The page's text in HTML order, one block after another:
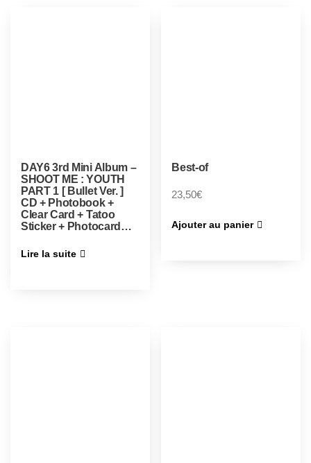
DAY6 3rd Mini Album –
SHOOT ME : YOUTH
PART 1 [ Bullet Ver. ]
CD + Photobook +
Clear Card + Tatoo
Sticker + Photocard…
Lire la suite
Best-of
23,50€
Ajouter au panier